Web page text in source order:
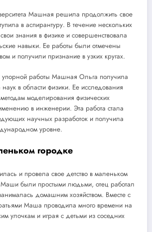
Машная решила продолжить свое
в аспирантуру. В течение нескольких
знания в физике и совершенствовала
навыки. Ее работы были отмечены
и получили признание в узких кругах.
упорной работы Машная Ольга получила
в области физики. Ее исследования
моделирования физических
в инженерии. Эта работа стала
научных разработок и получила
уровне.
городке
и провела свое детство в маленьком
Маши были простыми людьми, отец работал
домашним хозяйством. Вместе с
Маша проводила много времени на
улочкам и играя с детьми из соседних